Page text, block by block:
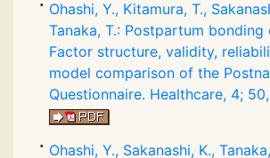
Ohashi, Y., Kitamura, T.,
Tanaka, T.: Postpartum bonding
Factor structure, validity,
model comparison of the
Questionnaire. Healthcare, 4;
Ohashi, Y., Sakanashi, K.,